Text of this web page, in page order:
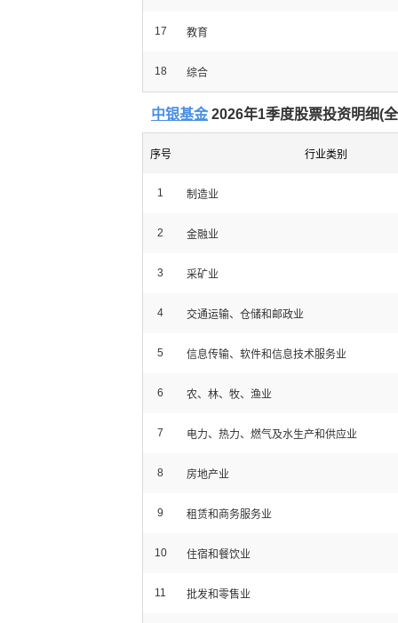
17 教育
18 综合
中银基金 2026年1季度股票投资明细(
序号 行业类别
1 制造业
2 金融业
3 采矿业
4 交通运输、仓储和邮政业
5 信息传输、软件和信息技术服务业
6 农、林、牧、渔业
7 电力、热力、燃气及水生产和供应业
8 房地产业
9 租赁和商务服务业
10 住宿和餐饮业
11 批发和零售业